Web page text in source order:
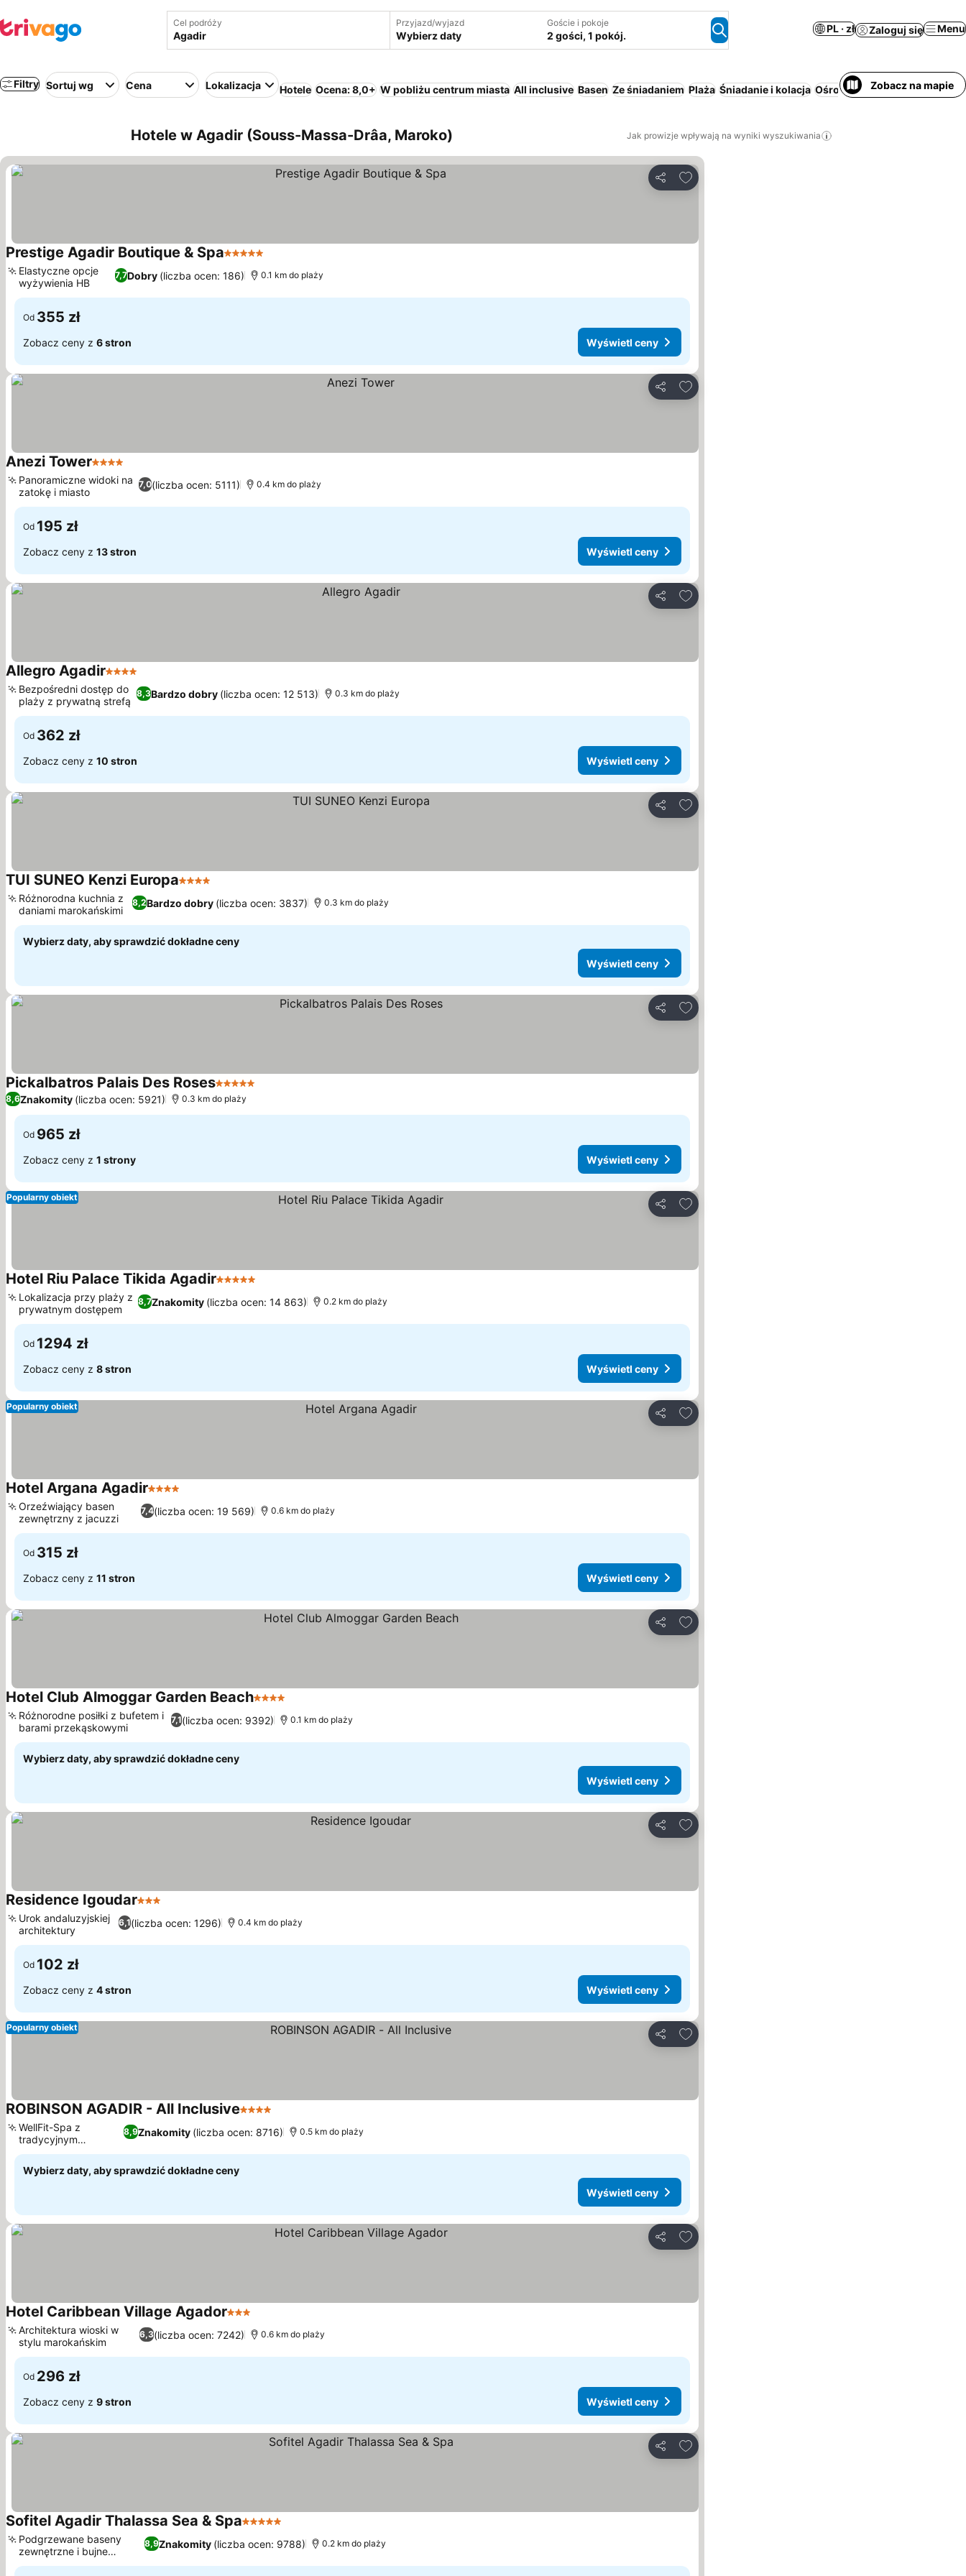
Cel podróży Przyjazd/wyjazd
Wybierz daty
Goście i pokoje
2 gości, 1 pokój.
PL · zł Zaloguj się Menu
Filtry Sortuj wg Cena Lokalizacja Hotele Ocena: 8,0+ W pobliżu centrum miasta All inclusive Basen Ze śniadaniem Plaża Śniadanie i kolacja Ośrodek wypoczynkowy
Zobacz na mapie
Hotele w Agadir (Souss-Massa-Drâa, Maroko) Jak prowizje wpływają na wyniki wyszukiwania
Udostępnij
Dodaj do ulubionych
Prestige Agadir Boutique & Spa5 Kategoria
7,7Dobry (liczba ocen: 186)
Elastyczne opcje
wyżywienia HB
0.1 km do plaży
Od 355 zł
Zobacz ceny z 6 stron Wyświetl ceny
Udostępnij
Dodaj do ulubionych
Anezi Tower4 Kategoria
7,0(liczba ocen: 5111)
Panoramiczne widoki na
zatokę i miasto
0.4 km do plaży
Od 195 zł
Zobacz ceny z 13 stron Wyświetl ceny
Udostępnij
Dodaj do ulubionych
Allegro Agadir4 Kategoria
8,3Bardzo dobry (liczba ocen: 12 513)
Bezpośredni dostęp do
plaży z prywatną strefą
0.3 km do plaży
Od 362 zł
Zobacz ceny z 10 stron Wyświetl ceny
Udostępnij
Dodaj do ulubionych
TUI SUNEO Kenzi Europa4 Kategoria
8,2Bardzo dobry (liczba ocen: 3837)
Różnorodna kuchnia z
daniami marokańskimi
0.3 km do plaży
Wybierz daty, aby sprawdzić dokładne ceny
Wyświetl ceny
Udostępnij
Dodaj do ulubionych
Pickalbatros Palais Des Roses5 Kategoria
8,6Znakomity (liczba ocen: 5921) 0.3 km do plaży
Od 965 zł
Zobacz ceny z 1 strony Wyświetl ceny
Udostępnij
Dodaj do ulubionych
Popularny obiekt
Hotel Riu Palace Tikida Agadir5 Kategoria
8,7Znakomity (liczba ocen: 14 863)
Lokalizacja przy plaży z
prywatnym dostępem
0.2 km do plaży
Od 1294 zł
Zobacz ceny z 8 stron Wyświetl ceny
Udostępnij
Dodaj do ulubionych
Popularny obiekt
Hotel Argana Agadir4 Kategoria
7,4(liczba ocen: 19 569)
Orzeźwiający basen
zewnętrzny z jacuzzi
0.6 km do plaży
Od 315 zł
Zobacz ceny z 11 stron Wyświetl ceny
Udostępnij
Dodaj do ulubionych
Hotel Club Almoggar Garden Beach4 Kategoria
7,1(liczba ocen: 9392)
Różnorodne posiłki z bufetem i
barami przekąskowymi
0.1 km do plaży
Wybierz daty, aby sprawdzić dokładne ceny
Wyświetl ceny
Udostępnij
Dodaj do ulubionych
Residence Igoudar3 Kategoria
6,1(liczba ocen: 1296)
Urok andaluzyjskiej
architektury
0.4 km do plaży
Od 102 zł
Zobacz ceny z 4 stron Wyświetl ceny
Udostępnij
Dodaj do ulubionych
Popularny obiekt
ROBINSON AGADIR - All Inclusive4 Kategoria
8,9Znakomity (liczba ocen: 8716)
WellFit-Spa z
tradycyjnym
hammamem
0.5 km do plaży
Wybierz daty, aby sprawdzić dokładne ceny
Wyświetl ceny
Udostępnij
Dodaj do ulubionych
Hotel Caribbean Village Agador3 Kategoria
6,3(liczba ocen: 7242)
Architektura wioski w
stylu marokańskim
0.6 km do plaży
Od 296 zł
Zobacz ceny z 9 stron Wyświetl ceny
Udostępnij
Dodaj do ulubionych
Sofitel Agadir Thalassa Sea & Spa5 Kategoria
8,9Znakomity (liczba ocen: 9788)
Podgrzewane baseny
zewnętrzne i bujne
ogrody
0.2 km do plaży